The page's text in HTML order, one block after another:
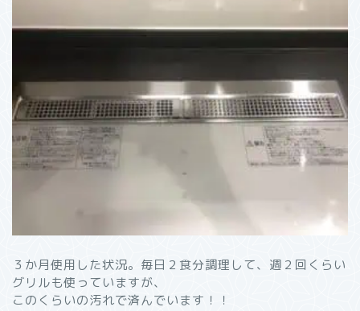
３か月使用した状況。毎日２食分調理して、週２回くらい
グリルも使っていますが、
このくらいの汚れで済んでいます！！